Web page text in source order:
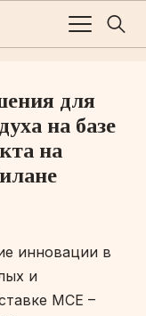
для
на базе
на
инновации в
и
MCE –